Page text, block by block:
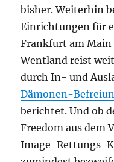
bisher. Weiterhin
Einrichtungen für
Frankfurt am Main
Wentland reist
durch In- und
Dämonen-
berichtet. Und ob
Freedom aus dem
Image-Rettungs-